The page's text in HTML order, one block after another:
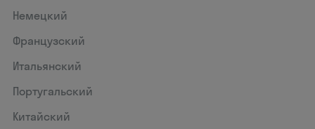
Немецкий
Французский
Итальянский
Португальский
Китайский